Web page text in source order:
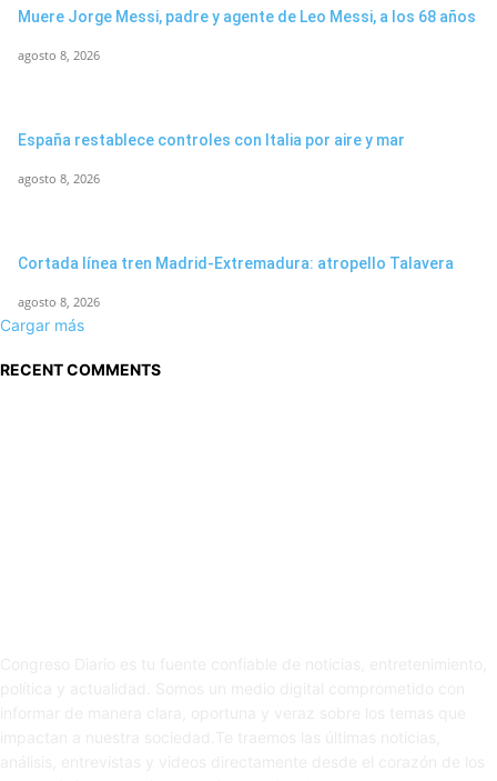
Muere Jorge Messi, padre y agente de Leo Messi, a los 68 años
agosto 8, 2026
España restablece controles con Italia por aire y mar
agosto 8, 2026
Cortada línea tren Madrid-Extremadura: atropello Talavera
agosto 8, 2026
Cargar más
RECENT COMMENTS